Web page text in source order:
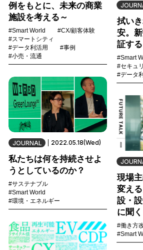
例をもとに、未来の商業
施設を考える～
#Smart World
#CX/顧客体験
#スマートシティ
#データ利活用
#事例
#小売・流通
拭い
安。
証す
#Smart
#セキュ
#データ
JOURNAL 2022.05.18(Wed)
私たちは何を持続させよ
うとしているのか？
#サステナブル
#Smart World
#環境・エネルギー
現場
変え
設・
に聞く
#働き方
#Smart